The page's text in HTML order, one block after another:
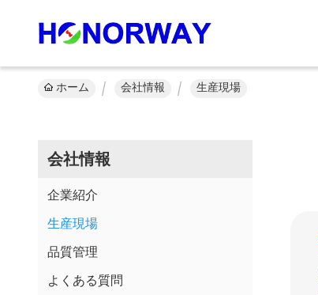
ホーム 会社情報 生産現場
会社情報
企業紹介
生産現場
品質管理
よくある質問